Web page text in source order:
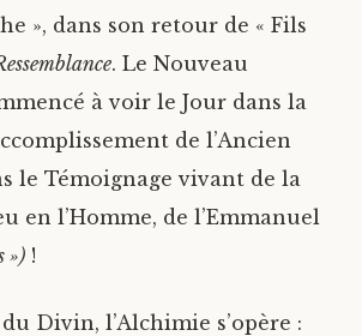
», dans son retour de « Fils
. Le Nouveau
à voir le Jour dans la
de l’Ancien
le Témoignage vivant de la
en l’Homme, de l’Emmanuel
») !
Divin, l’Alchimie s’opère :